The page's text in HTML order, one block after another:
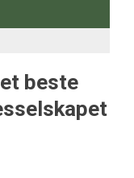
beste